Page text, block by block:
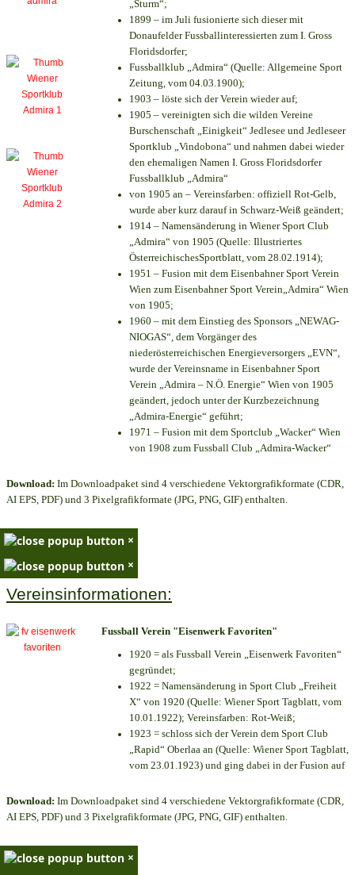
„Sturm“;
1899 – im Juli fusionierte sich dieser mit
Donaufelder Fussballinteressierten zum I. Gross
Floridsdorfer;
Fussballklub „Admira“ (Quelle: Allgemeine Sport
Zeitung, vom 04.03.1900);
1903 – löste sich der Verein wieder auf;
1905 – vereinigten sich die wilden Vereine
Burschenschaft „Einigkeit“ Jedlesee und Jedleseer
Sportklub „Vindobona“ und nahmen dabei wieder
den ehemaligen Namen I. Gross Floridsdorfer
Fussballklub „Admira“
von 1905 an – Vereinsfarben: offiziell Rot-Gelb,
wurde aber kurz darauf in Schwarz-Weiß geändert;
1914 – Namensänderung in Wiener Sport Club
„Admira“ von 1905 (Quelle: Illustriertes
ÖsterreichischesSportblatt, vom 28.02.1914);
1951 – Fusion mit dem Eisenbahner Sport Verein
Wien zum Eisenbahner Sport Verein„Admira“ Wien
von 1905;
1960 – mit dem Einstieg des Sponsors „NEWAG-
NIOGAS“, dem Vorgänger des
niederösterreichischen Energieversorgers „EVN“,
wurde der Vereinsname in Eisenbahner Sport
Verein „Admira – N.Ö. Energie“ Wien von 1905
geändert, jedoch unter der Kurzbezeichnung
„Admira-Energie“ geführt;
1971 – Fusion mit dem Sportclub „Wacker“ Wien
von 1908 zum Fussball Club „Admira-Wacker“
Download: Im Downloadpaket sind 4 verschiedene Vektorgrafikformate (CDR,
AI EPS, PDF) und 3 Pixelgrafikformate (JPG, PNG, GIF) enthalten.
×
×
Vereinsinformationen:
Fussball Verein "Eisenwerk Favoriten"
1920 = als Fussball Verein „Eisenwerk Favoriten“
gegründet;
1922 = Namensänderung in Sport Club „Freiheit
X“ von 1920 (Quelle: Wiener Sport Tagblatt, vom
10.01.1922); Vereinsfarben: Rot-Weiß;
1923 = schloss sich der Verein dem Sport Club
„Rapid“ Oberlaa an (Quelle: Wiener Sport Tagblatt,
vom 23.01.1923) und ging dabei in der Fusion auf
Download: Im Downloadpaket sind 4 verschiedene Vektorgrafikformate (CDR,
AI EPS, PDF) und 3 Pixelgrafikformate (JPG, PNG, GIF) enthalten.
×